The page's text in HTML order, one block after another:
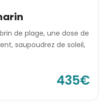
de plage, une dose de
saupoudrez de soleil,
435€